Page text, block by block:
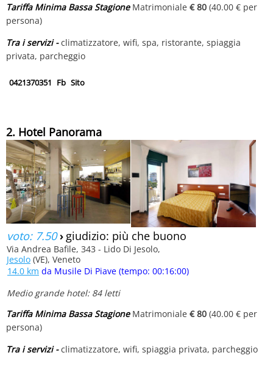
Tariffa Minima Bassa StagioneMatrimoniale € 80 (40.00 € per
persona)
Tra i servizi -climatizzatore, wifi, spa, ristorante, spiaggia
privata, parcheggio
0421370351 Fb Sito
2. Hotel Panorama
voto: 7.50› giudizio: più che buono
Via Andrea Bafile, 343 - Lido Di Jesolo,
Jesolo (VE), Veneto
14.0 km da Musile Di Piave (tempo: 00:16:00)
Medio grande hotel: 84 letti
Tariffa Minima Bassa StagioneMatrimoniale € 80 (40.00 € per
persona)
Tra i servizi -climatizzatore, wifi, spiaggia privata, parcheggio